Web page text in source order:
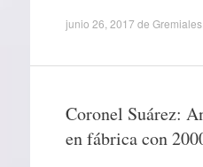
junio 26, 2017 de Gremiales.
Coronel Suárez:
en fábrica con